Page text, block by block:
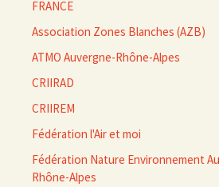
FRANCE
Association Zones Blanches (AZB)
ATMO Auvergne-Rhône-Alpes
CRIIRAD
CRIIREM
Fédération l'Air et moi
Fédération Nature Environnement
Rhône-Alpes